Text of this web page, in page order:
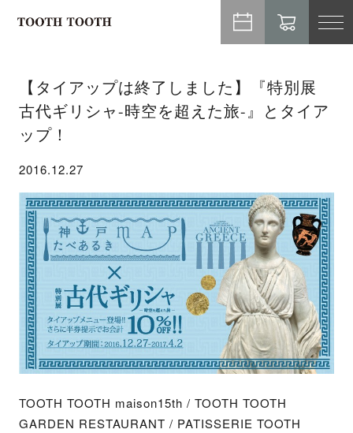
【タイアップは終了しました】『特別展
古代ギリシャ-時空を超えた旅-』とタイア
ップ！
2016.12.27
TOOTH TOOTH maison15th / TOOTH TOOTH
GARDEN RESTAURANT / PATISSERIE TOOTH